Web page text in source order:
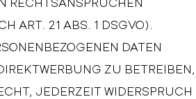
ART. 21 ABS. 1 DSGVO).
DATEN
ZU BETREIBEN,
JEDERZEIT WIDERSPRUCH